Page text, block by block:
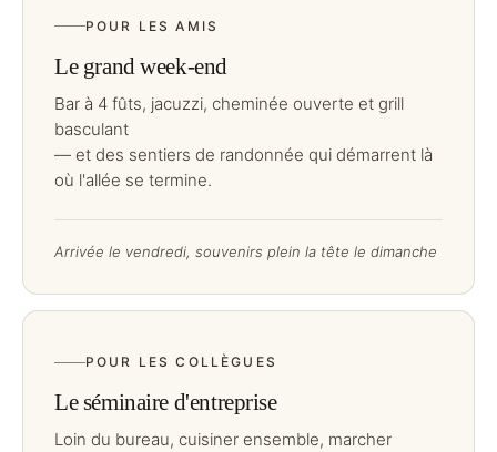
POUR LES AMIS
Le grand week-end
Bar à 4 fûts, jacuzzi, cheminée ouverte et grill
basculant
— et des sentiers de randonnée qui démarrent là
où l'allée se termine.
Arrivée le vendredi, souvenirs plein la tête le dimanche
POUR LES COLLÈGUES
Le séminaire d'entreprise
Loin du bureau, cuisiner ensemble, marcher